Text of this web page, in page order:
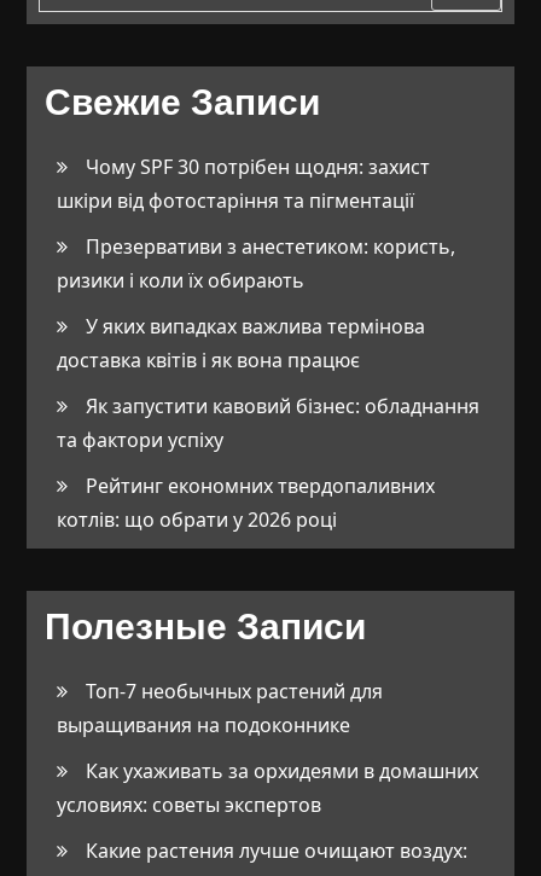
Свежие Записи
Чому SPF 30 потрібен щодня: захист
шкіри від фотостаріння та пігментації
Презервативи з анестетиком: користь,
ризики і коли їх обирають
У яких випадках важлива термінова
доставка квітів і як вона працює
Як запустити кавовий бізнес: обладнання
та фактори успіху
Рейтинг економних твердопаливних
котлів: що обрати у 2026 році
Полезные Записи
Топ-7 необычных растений для
выращивания на подоконнике
Как ухаживать за орхидеями в домашних
условиях: советы экспертов
Какие растения лучше очищают воздух: